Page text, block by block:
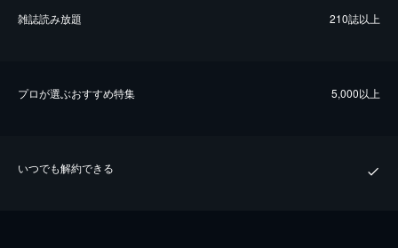
雑誌読み放題 210誌以上
プロが選ぶおすすめ特集 5,000以上
いつでも解約できる